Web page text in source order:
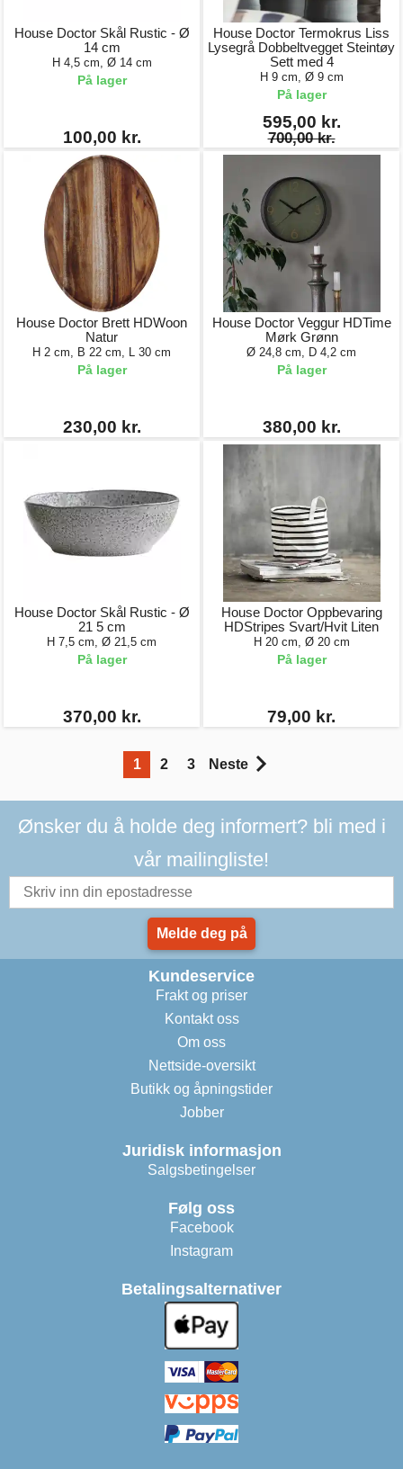
House Doctor Skål Rustic - Ø
14 cm
H 4,5 cm, Ø 14 cm
På lager
100,00 kr.
House Doctor Termokrus Liss
Lysegrå Dobbeltvegget Steintøy
Sett med 4
H 9 cm, Ø 9 cm
På lager
595,00 kr.
700,00 kr.
House Doctor Brett HDWoon
Natur
H 2 cm, B 22 cm, L 30 cm
På lager
230,00 kr.
House Doctor Veggur HDTime
Mørk Grønn
Ø 24,8 cm, D 4,2 cm
På lager
380,00 kr.
House Doctor Skål Rustic - Ø
21 5 cm
H 7,5 cm, Ø 21,5 cm
På lager
370,00 kr.
House Doctor Oppbevaring
HDStripes Svart/Hvit Liten
H 20 cm, Ø 20 cm
På lager
79,00 kr.
1 2 3 Neste
Ønsker du å holde deg informert? bli med i
vår mailingliste!
Melde deg på
Kundeservice
Frakt og priser
Kontakt oss
Om oss
Nettside-oversikt
Butikk og åpningstider
Jobber
Juridisk informasjon
Salgsbetingelser
Følg oss
Facebook
Instagram
Betalingsalternativer